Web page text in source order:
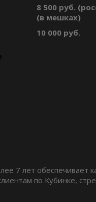
8 500 руб.
(в мешках)
10 000 руб.
7 лет обеспечивает
по Кубинке,